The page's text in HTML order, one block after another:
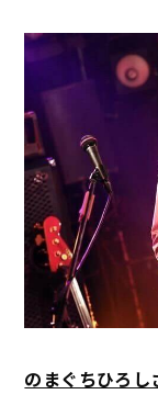
のまぐちひろし